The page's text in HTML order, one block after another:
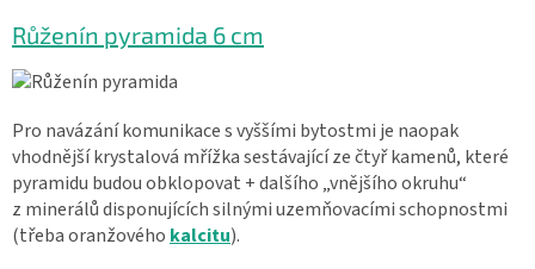
Růženín pyramida 6 cm
Pro navázání komunikace s vyššími bytostmi je naopak
vhodnější krystalová mřížka sestávající ze čtyř kamenů, které
pyramidu budou obklopovat + dalšího „vnějšího okruhu“
z minerálů disponujících silnými uzemňovacími schopnostmi
(třeba oranžového kalcitu).